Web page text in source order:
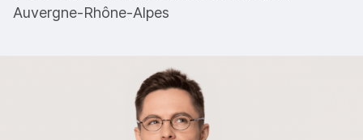
Auvergne-Rhône-Alpes